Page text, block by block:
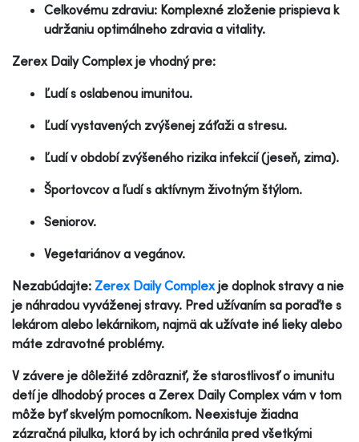
Celkovému zdraviu: Komplexné zloženie prispieva k
udržaniu optimálneho zdravia a vitality.
Zerex Daily Complex je vhodný pre:
Ľudí s oslabenou imunitou.
Ľudí vystavených zvýšenej záťaži a stresu.
Ľudí v období zvýšeného rizika infekcií (jeseň, zima).
Športovcov a ľudí s aktívnym životným štýlom.
Seniorov.
Vegetariánov a vegánov.
Nezabúdajte: Zerex Daily Complex je doplnok stravy a nie
je náhradou vyváženej stravy. Pred užívaním sa poraďte s
lekárom alebo lekárnikom, najmä ak užívate iné lieky alebo
máte zdravotné problémy.
V závere je dôležité zdôrazniť, že starostlivosť o imunitu
detí je dlhodobý proces a Zerex Daily Complex vám v tom
môže byť skvelým pomocníkom. Neexistuje žiadna
zázračná pilulka, ktorá by ich ochránila pred všetkými